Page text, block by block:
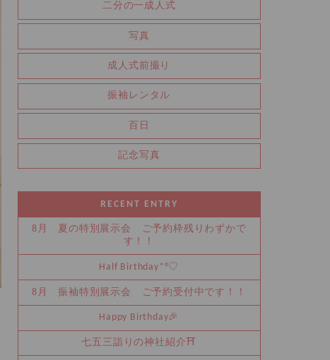
二分の一成人式
写真
成人式前撮り
振袖レンタル
百日
記念写真
RECENT ENTRY
8月 夏の特別展示会 ご予約枠残りわずかで
す！！
Half Birthday‪‪*°♡
8月 振袖特別展示会 ご予約受付中です！！
Happy Birthday🎉
七五三詣りの神社紹介⛩️